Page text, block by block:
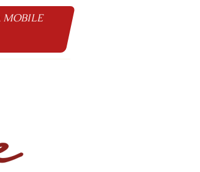
MOBILE